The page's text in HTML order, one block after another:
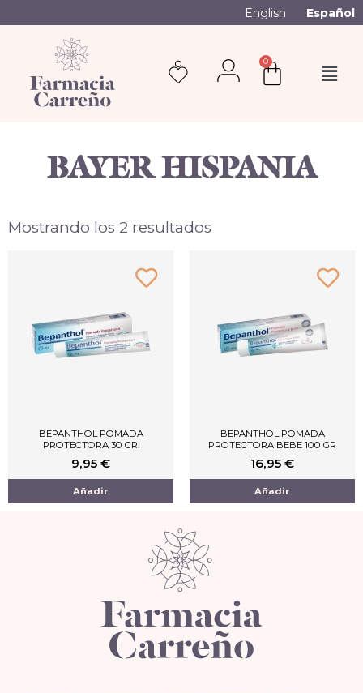
English Español
0
BAYER HISPANIA
Mostrando los 2 resultados
BEPANTHOL POMADA
PROTECTORA 30 GR.
9,95 €
Añadir
BEPANTHOL POMADA
PROTECTORA BEBE 100 GR
16,95 €
Añadir